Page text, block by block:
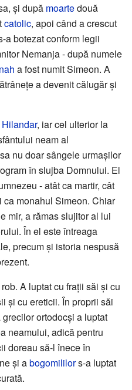
și după moartedouă
catolic, apoi când a crescut
a botezat conform legii
Nemanja - după numele
a fost numit Simeon. A
a devenit călugăr și
Hilandar, iar cel ulterior la
neam al
nu doar sângele urmașilor
în slujba Domnului. El
- atât ca martir, cât
monahul Simeon. Chiar
mir, a rămas slujitor al lui
În el este întreaga
precum și istoria nespusă
A luptat cu frații săi și cu
și cu ereticii. În proprii săi
ortodocși a luptat
neamului, adică pentru
doreau să-l înece în
și abogomililors-a luptat